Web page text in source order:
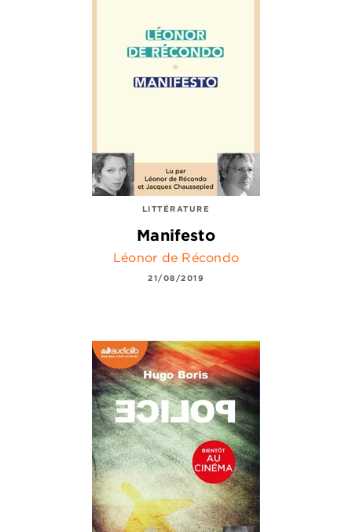
LITTÉRATURE
Manifesto
Léonor de Récondo
21/08/2019